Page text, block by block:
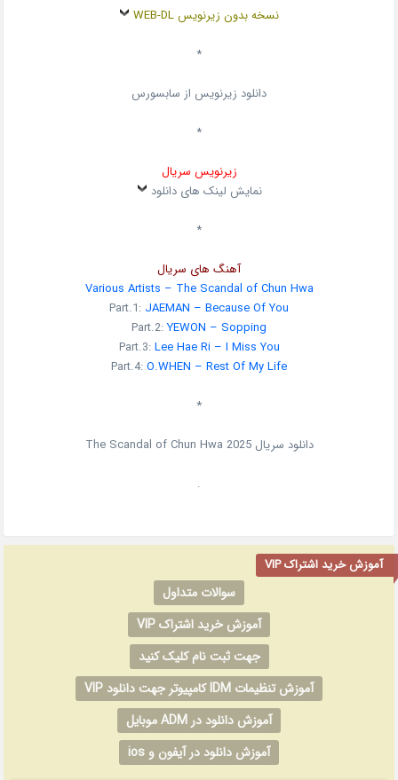
نسخه بدون زیرنویس WEB-DL
*
دانلود زیرنویس از سابسورس
*
زیرنویس سریال
نمایش لینک های دانلود
*
آهنگ های سریال
Various Artists – The Scandal of Chun Hwa
Part.1: JAEMAN – Because Of You
Part.2:YEWON – Sopping
Part.3:Lee Hae Ri – I Miss You
Part.4:O.WHEN – Rest Of My Life
*
دانلود سریالThe Scandal of Chun Hwa 2025
.
آموزش خرید اشتراک VIP
سوالات متداول
آموزش خرید اشتراک VIP
جهت ثبت نام کلیک کنید
آموزش تنظیمات IDM کامپیوتر جهت دانلود VIP
آموزش دانلود در ADM موبایل
آموزش دانلود در آیفون و ios